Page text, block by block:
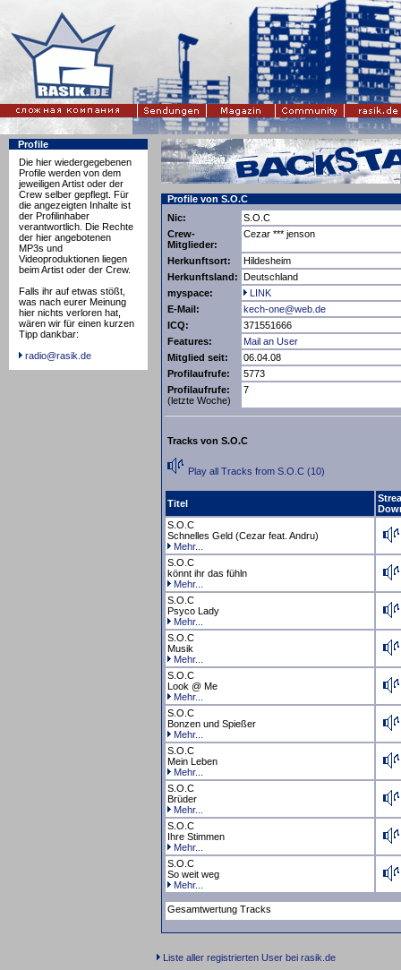
Profile
Die hier wiedergegebenen
Profile werden von dem
jeweiligen Artist oder der
Crew selber gepflegt. Für
die angezeigten Inhalte ist
der Profilinhaber
verantwortlich. Die Rechte
der hier angebotenen
MP3s und
Videoproduktionen liegen
beim Artist oder der Crew.
Falls ihr auf etwas stößt,
was nach eurer Meinung
hier nichts verloren hat,
wären wir für einen kurzen
Tipp dankbar:
radio@rasik.de
Profile von S.O.C
Nic:
S.O.C
Crew-
Mitglieder:
Cezar *** jenson
Herkunftsort:
Hildesheim
Herkunftsland: Deutschland
myspace:
LINK
E-Mail:
kech-one@web.de
ICQ:
371551666
Features:
Mail an User
Mitglied seit:
06.04.08
Profilaufrufe:
5773
Profilaufrufe:
(letzte Woche)
7
Tracks von S.O.C
Play all Tracks from S.O.C (10)
Titel
S.O.C
Schnelles Geld (Cezar feat. Andru)
Mehr...
S.O.C
könnt ihr das fühln
Mehr...
S.O.C
Psyco Lady
Mehr...
S.O.C
Musik
Mehr...
S.O.C
Look @ Me
Mehr...
S.O.C
Bonzen und Spießer
Mehr...
S.O.C
Mein Leben
Mehr...
S.O.C
Brüder
Mehr...
S.O.C
Ihre Stimmen
Mehr...
S.O.C
So weit weg
Mehr...
Gesamtwertung Tracks
Liste aller registrierten User bei rasik.de